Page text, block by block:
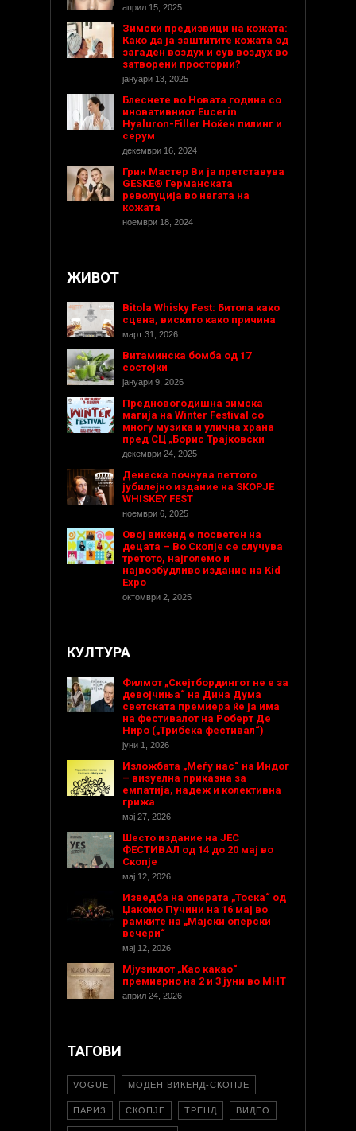
април 15, 2025
Зимски предизвици на кожата:
Како да ја заштитите кожата од
загаден воздух и сув воздух во
затворени простории?
јануари 13, 2025
Блеснете во Новата година со
иновативниот Eucerin
Hyaluron-Filler Ноќен пилинг и
серум
декември 16, 2024
Грин Мастер Ви ја претставува
GESKE® Германската
револуција во негата на
кожата
ноември 18, 2024
ЖИВОТ
Bitola Whisky Fest: Битола како
сцена, вискито како причина
март 31, 2026
Витаминска бомба од 17
состојки
јануари 9, 2026
Предновогодишнa зимска
магија на Winter Festival со
многу музика и улична храна
пред СЦ „Борис Трајковски
декември 24, 2025
Денеска почнува петтото
јубилејно издание на SKOPJE
WHISKEY FEST
ноември 6, 2025
Овој викенд е посветен на
децата – Во Скопје се случува
третото, најголемо и
највозбудливо издание на Kid
Expo
октомври 2, 2025
КУЛТУРА
Филмот „Скејтбордингот не е за
девојчиња“ на Дина Дума
светската премиера ќе ја има
на фестивалот на Роберт Де
Ниро („Трибека фестивал“)
јуни 1, 2026
Изложбата „Меѓу нас“ на Индог
– визуелна приказна за
емпатија, надеж и колективна
грижа
мај 27, 2026
Шесто издание на ЈЕС
ФЕСТИВАЛ од 14 до 20 мај во
Скопје
мај 12, 2026
Изведба на операта „Тоска“ од
Џакомо Пучини на 16 мај во
рамките на „Мајски оперски
вечери“
мај 12, 2026
Мјузиклот „Као какао“
премиерно на 2 и 3 јуни во МНТ
април 24, 2026
ТАГОВИ
VOGUE МОДЕН ВИКЕНД-СКОПЈЕ
ПАРИЗ СКОПЈЕ ТРЕНД ВИДЕО